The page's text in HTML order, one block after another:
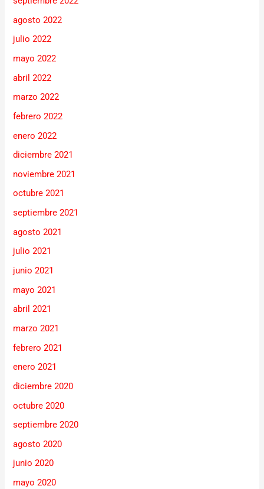
agosto 2022
julio 2022
mayo 2022
abril 2022
marzo 2022
febrero 2022
enero 2022
diciembre 2021
noviembre 2021
octubre 2021
septiembre 2021
agosto 2021
julio 2021
junio 2021
mayo 2021
abril 2021
marzo 2021
febrero 2021
enero 2021
diciembre 2020
octubre 2020
septiembre 2020
agosto 2020
junio 2020
mayo 2020